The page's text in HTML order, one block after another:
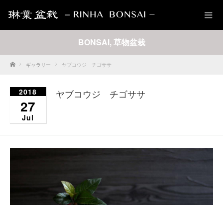
BONSAI, 草物盆栽
Home ギャラリー ヤブコウジ チゴササ
2018
27
Jul
ヤブコウジ チゴササ